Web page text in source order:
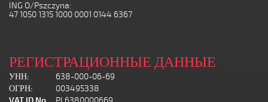
ING O/Pszczyna:
47 1050 1315 1000 0001 0144 6367
РЕГИСТРАЦИОННЫЕ ДАННЫЕ
УНН:
638-000-06-69
ОГРН:
003495338